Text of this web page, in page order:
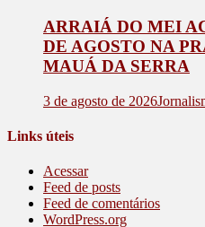
ARRAIÁ DO MEI
DE AGOSTO NA
MAUÁ DA SERRA
3 de agosto de 2026
Links úteis
Acessar
Feed de posts
Feed de comentários
WordPress.org